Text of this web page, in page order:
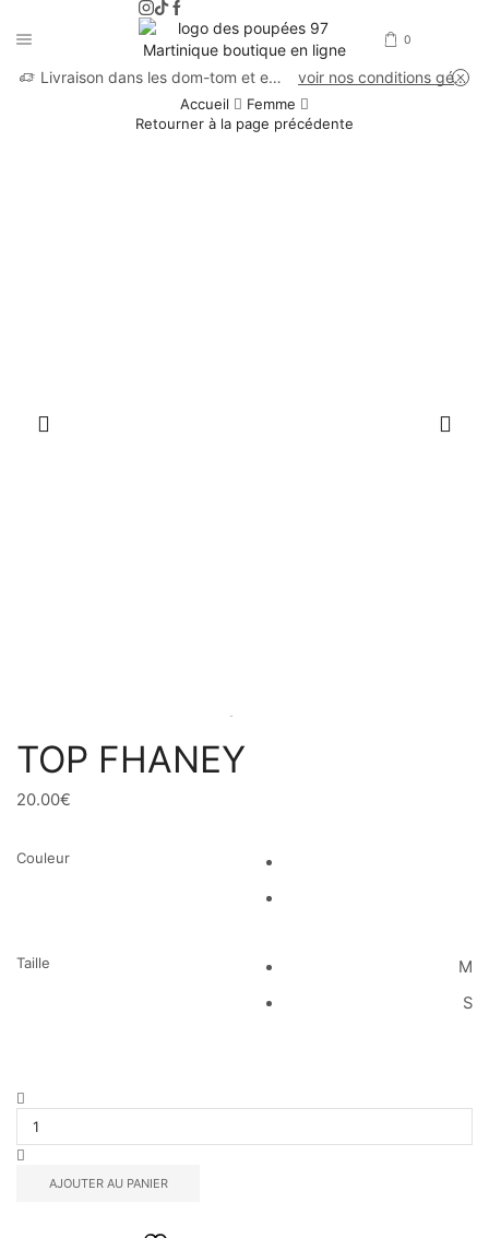
0
Livraison dans les dom-tom et en France métropolitaine voir nos conditions générales de vente
Accueil
Femme
Retourner à la page précédente
TOP FHANEY
20.00€
Couleur
Taille
M
S
AJOUTER AU PANIER